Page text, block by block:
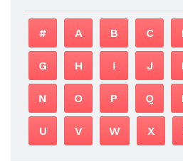
# A B C
G H I J
N O P Q
U V W X